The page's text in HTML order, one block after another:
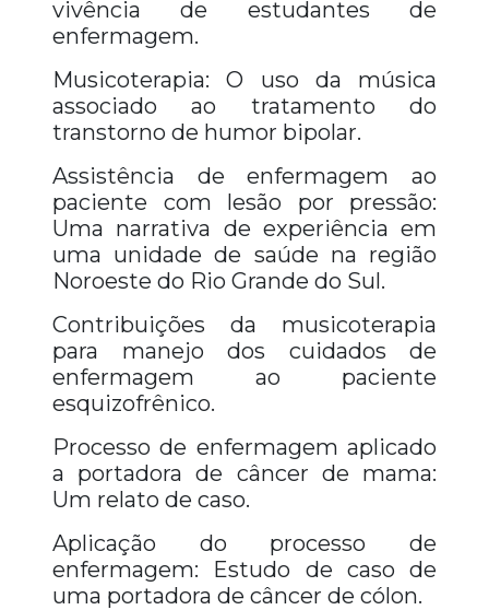
vivência de estudantes de
enfermagem.
Musicoterapia: O uso da música
associado ao tratamento do
transtorno de humor bipolar.
Assistência de enfermagem ao
paciente com lesão por pressão:
Uma narrativa de experiência em
uma unidade de saúde na região
Noroeste do Rio Grande do Sul.
Contribuições da musicoterapia
para manejo dos cuidados de
enfermagem ao paciente
esquizofrênico.
Processo de enfermagem aplicado
a portadora de câncer de mama:
Um relato de caso.
Aplicação do processo de
enfermagem: Estudo de caso de
uma portadora de câncer de cólon.